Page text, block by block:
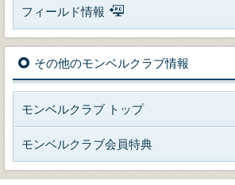
フィールド情報
その他のモンベルクラブ情報
モンベルクラブ トップ
モンベルクラブ会員特典